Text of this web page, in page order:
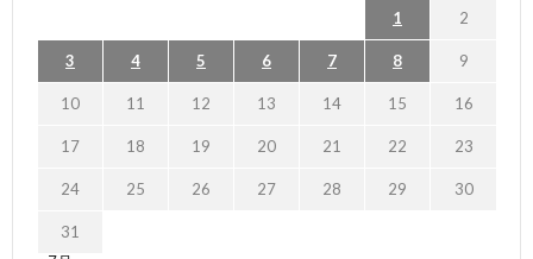
1 2
3 4 5 6 7 8 9
10 11 12 13 14 15 16
17 18 19 20 21 22 23
24 25 26 27 28 29 30
31